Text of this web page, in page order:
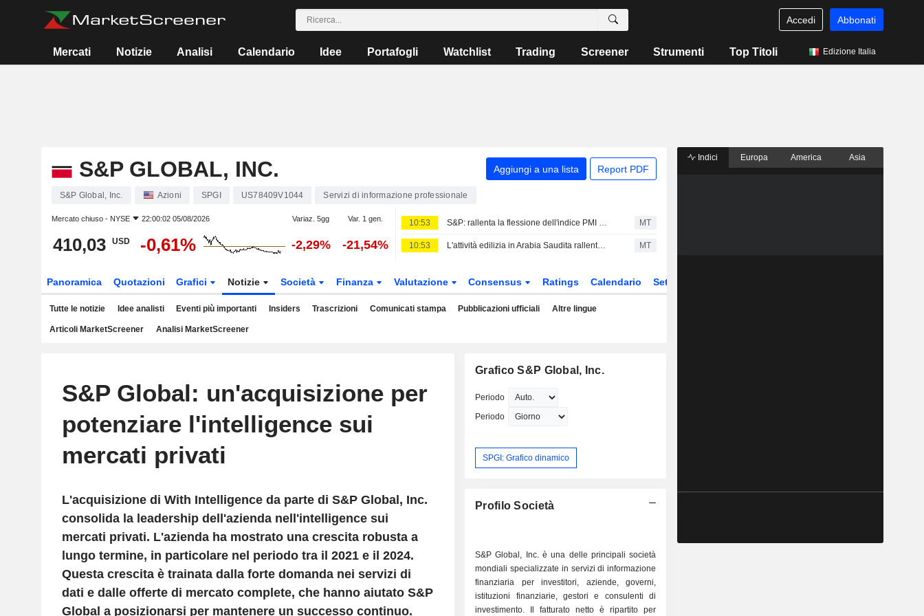
Accedi Abbonati
Mercati Notizie Analisi Calendario Idee Portafogli Watchlist Trading Screener Strumenti Top Titoli Edizione Italia
S&P GLOBAL, INC. Aggiungi a una lista Report PDF
S&P Global, Inc. Azioni SPGI US78409V1044 Servizi di informazione professionale
Mercato chiuso - NYSE 22:00:02 05/08/2026 Variaz. 5gg Var. 1 gen.
410,03 USD -0,61% -2,29% -21,54%
10:53 S&P: rallenta la flessione dell'indice PMI del settore edilizio nel Regno Unito a luglio MT
10:53 L'attività edilizia in Arabia Saudita rallenta a luglio a causa della minore crescita nel settore non residenziale MT
Panoramica Quotazioni Grafici Notizie Società Finanza Valutazione Consensus Ratings Calendario Settore
Tutte le notizie Idee analisti Eventi più importanti Insiders Trascrizioni Comunicati stampa Pubblicazioni ufficiali Altre lingue
Articoli MarketScreener Analisi MarketScreener
S&P Global: un'acquisizione per
potenziare l'intelligence sui
mercati privati
L'acquisizione di With Intelligence da parte di S&P Global, Inc.
consolida la leadership dell'azienda nell'intelligence sui
mercati privati. L'azienda ha mostrato una crescita robusta a
lungo termine, in particolare nel periodo tra il 2021 e il 2024.
Questa crescita è trainata dalla forte domanda nei servizi di
dati e dalle offerte di mercato complete, che hanno aiutato S&P
Global a posizionarsi per mantenere un successo continuo.
Grafico S&P Global, Inc.
Periodo
Periodo
SPGI: Grafico dinamico
Profilo Società
S&P Global, Inc. è una delle principali società
mondiali specializzate in servizi di informazione
finanziaria per investitori, aziende, governi,
istituzioni finanziarie, gestori e consulenti di
investimento. Il fatturato netto è ripartito per
Indici Europa America Asia